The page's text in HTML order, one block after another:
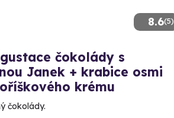
8.6(5)
čokolády s
Janek + krabice osmi
krému
čokolády.